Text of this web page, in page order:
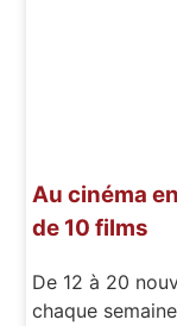
Au cinéma
de 10 films
De 12 à 20
chaque